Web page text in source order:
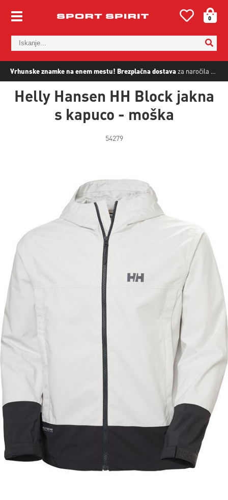
Vrhunske znamke na enem mestu! Brezplačna dostavaza naročila nad
0
Helly Hansen HH Block jakna
s kapuco - moška
54279